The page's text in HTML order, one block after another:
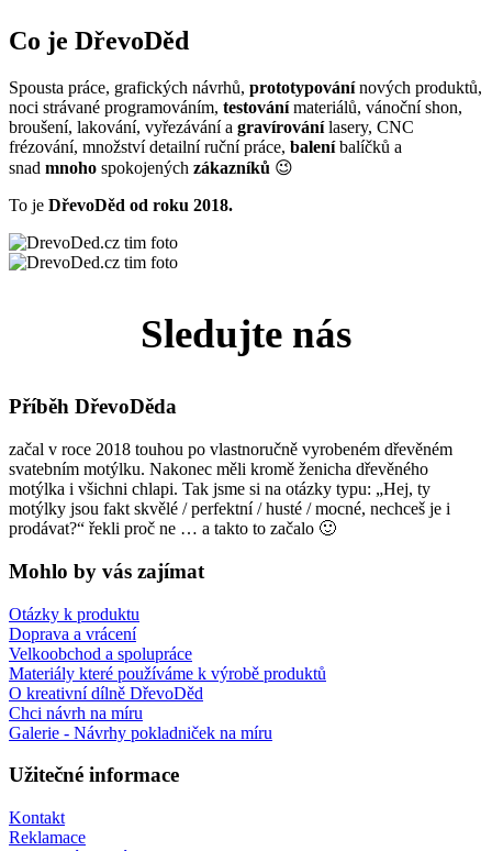
Co je DřevoDěd
Spousta práce, grafických návrhů, prototypovánínových produktů,
noci strávané programováním, testovánímateriálů, vánoční shon,
broušení, lakování, vyřezávání a gravírovánílasery, CNC
frézování, množství detailní ruční práce, baleníbalíčků a
snad mnoho spokojených zákazníků 😉
To je DřevoDěd od roku 2018.
Sledujte nás
Příběh DřevoDěda
začal v roce 2018 touhou po vlastnoručně vyrobeném dřevěném
svatebním motýlku. Nakonec měli kromě ženicha dřevěného
motýlka i všichni chlapi. Tak jsme si na otázky typu: „Hej, ty
motýlky jsou fakt skvělé / perfektní / husté / mocné, nechceš je i
prodávat?“ řekli proč ne … a takto to začalo 🙂
Mohlo by vás zajímat
Otázky k produktu
Doprava a vrácení
Velkoobchod a spolupráce
Materiály které používáme k výrobě produktů
O kreativní dílně DřevoDěd
Chci návrh na míru
Galerie - Návrhy pokladniček na míru
Užitečné informace
Kontakt
Reklamace